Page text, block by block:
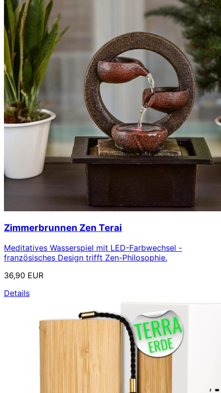
Zimmerbrunnen Zen Terai
Meditatives Wasserspiel mit LED-Farbwechsel -
französisches Design trifft Zen-Philosophie.
36,90 EUR
Details